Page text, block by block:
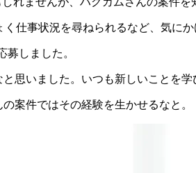
仕事状況を尋ねられるなど、気に
しました。
思いました。 いつも新しいことを
案件ではその経験を生かせるなと。